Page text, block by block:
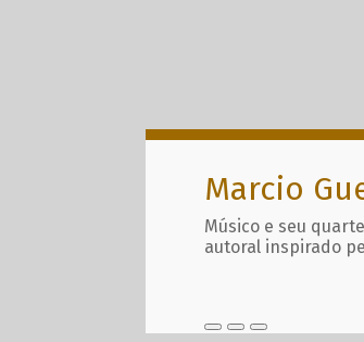
Marcio
Músico e seu
autoral inspirado